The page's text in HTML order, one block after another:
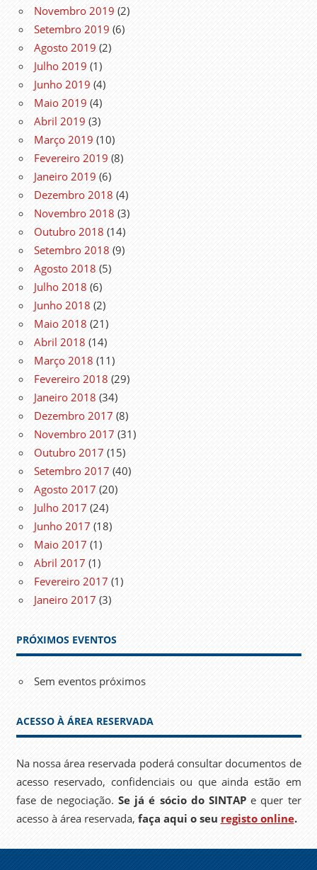
Novembro 2019 (2)
Setembro 2019 (6)
Agosto 2019 (2)
Julho 2019 (1)
Junho 2019 (4)
Maio 2019 (4)
Abril 2019 (3)
Março 2019 (10)
Fevereiro 2019 (8)
Janeiro 2019 (6)
Dezembro 2018 (4)
Novembro 2018 (3)
Outubro 2018 (14)
Setembro 2018 (9)
Agosto 2018 (5)
Julho 2018 (6)
Junho 2018 (2)
Maio 2018 (21)
Abril 2018 (14)
Março 2018 (11)
Fevereiro 2018 (29)
Janeiro 2018 (34)
Dezembro 2017 (8)
Novembro 2017 (31)
Outubro 2017 (15)
Setembro 2017 (40)
Agosto 2017 (20)
Julho 2017 (24)
Junho 2017 (18)
Maio 2017 (1)
Abril 2017 (1)
Fevereiro 2017 (1)
Janeiro 2017 (3)
PRÓXIMOS EVENTOS
Sem eventos próximos
ACESSO À ÁREA RESERVADA
Na nossa área reservada poderá consultar documentos de
acesso reservado, confidenciais ou que ainda estão em
fase de negociação.Se já é sócio do SINTAPe quer ter
acesso à área reservada, faça aqui o seu registo online.